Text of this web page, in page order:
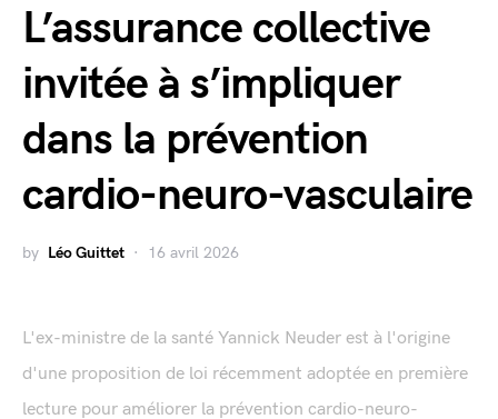
L’assurance collective
invitée à s’impliquer
dans la prévention
cardio-neuro-vasculaire
by Léo Guittet 16 avril 2026
L'ex-ministre de la santé Yannick Neuder est à l'origine
d'une proposition de loi récemment adoptée en première
lecture pour améliorer la prévention cardio-neuro-